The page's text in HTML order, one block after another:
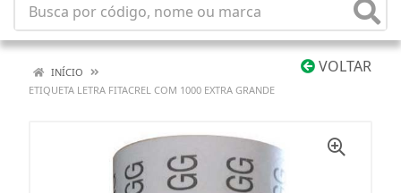
VOLTAR
INÍCIO
ETIQUETA LETRA FITACREL COM 1000 EXTRA GRANDE